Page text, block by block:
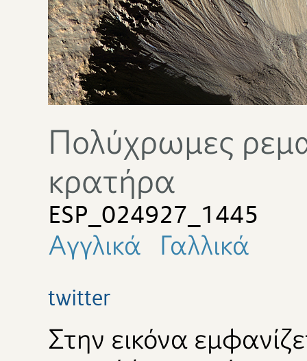
Πολύχρωμες
κρατήρα
ESP_024927_1445
Αγγλικά Γαλλικά
twitter
Στην εικόνα